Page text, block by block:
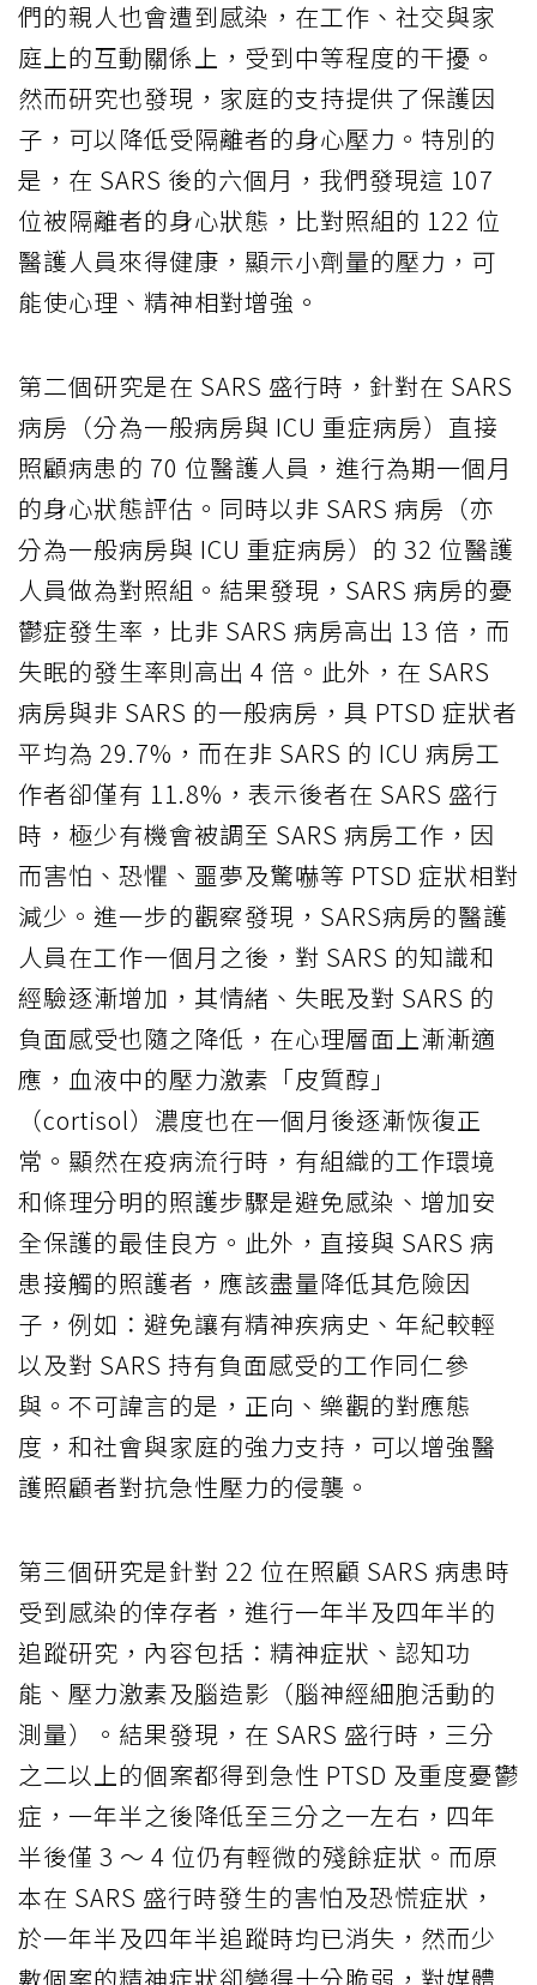
們的親人也會遭到感染，在工作、社交與家
庭上的互動關係上，受到中等程度的干擾。
然而研究也發現，家庭的支持提供了保護因
子，可以降低受隔離者的身心壓力。特別的
是，在 SARS 後的六個月，我們發現這 107
位被隔離者的身心狀態，比對照組的 122 位
醫護人員來得健康，顯示小劑量的壓力，可
能使心理、精神相對增強。
第二個研究是在 SARS 盛行時，針對在 SARS
病房（分為一般病房與 ICU 重症病房）直接
照顧病患的 70 位醫護人員，進行為期一個月
的身心狀態評估。同時以非 SARS 病房（亦
分為一般病房與 ICU 重症病房）的 32 位醫護
人員做為對照組。結果發現，SARS 病房的憂
鬱症發生率，比非 SARS 病房高出 13 倍，而
失眠的發生率則高出 4 倍。此外，在 SARS
病房與非 SARS 的一般病房，具 PTSD 症狀者
平均為 29.7%，而在非 SARS 的 ICU 病房工
作者卻僅有 11.8%，表示後者在 SARS 盛行
時，極少有機會被調至 SARS 病房工作，因
而害怕、恐懼、噩夢及驚嚇等 PTSD 症狀相對
減少。進一步的觀察發現，SARS病房的醫護
人員在工作一個月之後，對 SARS 的知識和
經驗逐漸增加，其情緒、失眠及對 SARS 的
負面感受也隨之降低，在心理層面上漸漸適
應，血液中的壓力激素「皮質醇」
（cortisol）濃度也在一個月後逐漸恢復正
常。顯然在疫病流行時，有組織的工作環境
和條理分明的照護步驟是避免感染、增加安
全保護的最佳良方。此外，直接與 SARS 病
患接觸的照護者，應該盡量降低其危險因
子，例如：避免讓有精神疾病史、年紀較輕
以及對 SARS 持有負面感受的工作同仁參
與。不可諱言的是，正向、樂觀的對應態
度，和社會與家庭的強力支持，可以增強醫
護照顧者對抗急性壓力的侵襲。
第三個研究是針對 22 位在照顧 SARS 病患時
受到感染的倖存者，進行一年半及四年半的
追蹤研究，內容包括：精神症狀、認知功
能、壓力激素及腦造影（腦神經細胞活動的
測量）。結果發現，在 SARS 盛行時，三分
之二以上的個案都得到急性 PTSD 及重度憂鬱
症，一年半之後降低至三分之一左右，四年
半後僅 3 ～ 4 位仍有輕微的殘餘症狀。而原
本在 SARS 盛行時發生的害怕及恐慌症狀，
於一年半及四年半追蹤時均已消失，然而少
數個案的精神症狀卻變得十分脆弱，對媒體